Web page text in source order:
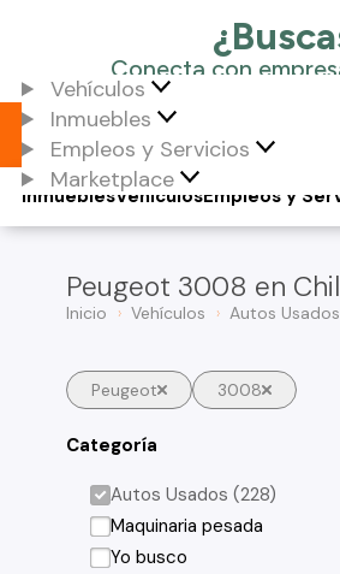
Vehículos
Inmuebles
Empleos y Servicios
Marketplace
Vehículos
Inmuebles Empleos y
Peugeot 3008 en
Inicio Vehículos Autos Usados
Peugeot 3008
Categoría
Autos Usados (228)
Maquinaria pesada
Yo busco